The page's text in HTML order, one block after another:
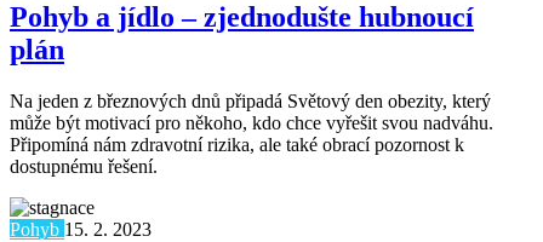
Pohyb a jídlo – zjednodušte hubnoucí
plán
Na jeden z březnových dnů připadá Světový den obezity, který
může být motivací pro někoho, kdo chce vyřešit svou nadváhu.
Připomíná nám zdravotní rizika, ale také obrací pozornost k
dostupnému řešení.
Pohyb 15. 2. 2023